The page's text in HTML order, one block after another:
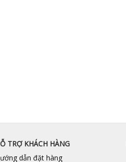
TRỢ KHÁCH HÀNG
dẫn đặt hàng